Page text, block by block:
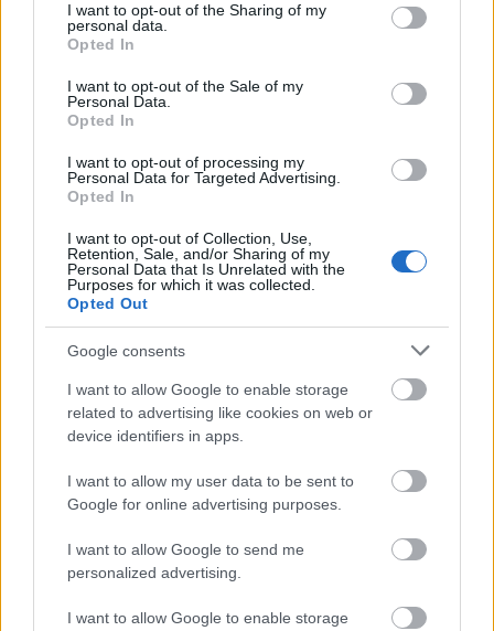
not limited to your visit or usage behaviour. You may click to
grant or deny consent to Google and its third-party tags to
use your data for below specified purposes in below Google
consent section.
I want to opt-out of the Sharing of my
personal data.
Opted In
I want to opt-out of the Sale of my
Personal Data.
Opted In
I want to opt-out of processing my
Personal Data for Targeted Advertising.
Opted In
I want to opt-out of Collection, Use,
Retention, Sale, and/or Sharing of my
Personal Data that Is Unrelated with the
Purposes for which it was collected.
Opted Out
Google consents
I want to allow Google to enable storage
related to advertising like cookies on web or
device identifiers in apps.
I want to allow my user data to be sent to
Google for online advertising purposes.
I want to allow Google to send me
personalized advertising.
I want to allow Google to enable storage
SZEMBE MERSZ NÉZNI AZZAL, AKIVÉ
VÁLHATTÁL VOLNA?
TERMÉSZETFELETTI ERŐK ÉS ELFELEDETT
10 LEGKEDVELTEBB MOZIJA MAGYARORSZÁGON